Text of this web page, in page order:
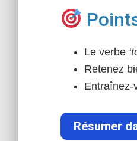
Le verbe
Retenez
Entraînez-
Résumer